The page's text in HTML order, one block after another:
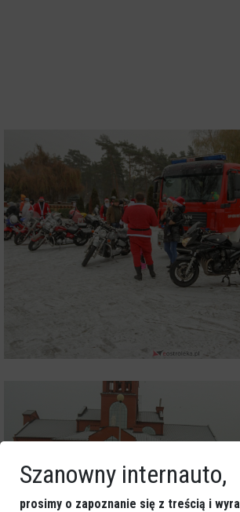
Szanowny internauto,
prosimy o zapoznanie się z treścią i